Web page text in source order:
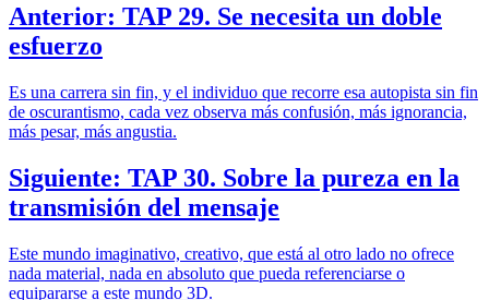
Anterior: TAP 29. Se necesita un doble
esfuerzo
Es una carrera sin fin, y el individuo que recorre esa autopista sin fin
de oscurantismo, cada vez observa más confusión, más ignorancia,
más pesar, más angustia.
Siguiente: TAP 30. Sobre la pureza en la
transmisión del mensaje
Este mundo imaginativo, creativo, que está al otro lado no ofrece
nada material, nada en absoluto que pueda referenciarse o
equipararse a este mundo 3D.